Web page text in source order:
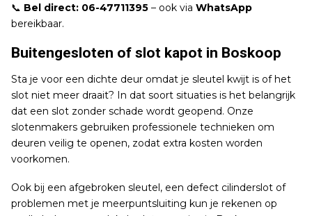
📞 Bel direct: 06-47711395 – ook via WhatsApp
bereikbaar.
Buitengesloten of slot kapot in Boskoop
Sta je voor een dichte deur omdat je sleutel kwijt is of het
slot niet meer draait? In dat soort situaties is het belangrijk
dat een slot zonder schade wordt geopend. Onze
slotenmakers gebruiken professionele technieken om
deuren veilig te openen, zodat extra kosten worden
voorkomen.
Ook bij een afgebroken sleutel, een defect cilinderslot of
problemen met je meerpuntsluiting kun je rekenen op